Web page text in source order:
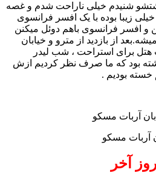
شنیدم خیلی ناراحت شدم و غصه
زیبا بوده با یک افسر فرانسوی
و افسر فرانسوی باهم دوئل میکنن
از بازدید از مترو و خیابان
برای استراحت ، شب لیدر
بود که ما صرف نظر کردیم ازش
خسته بودیم .
آربات مسکو
آخر